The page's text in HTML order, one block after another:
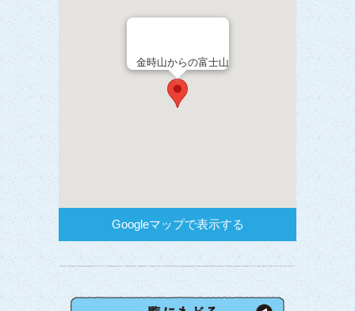
金時山からの富士山
Googleマップで表示する